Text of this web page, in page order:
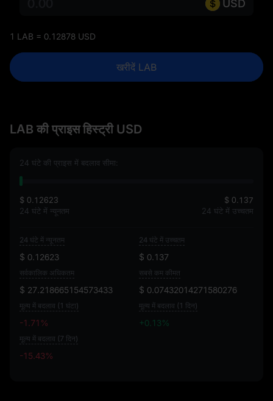
USD
1 LAB = 0.12878 USD
खरीदें LAB
LAB की प्राइस हिस्ट्री USD
24 घंटे की प्राइस में बदलाव सीमा:
$ 0.12623
24 घंटे में न्यूनतम
$ 0.137
24 घंटे में उच्चतम
24 घंटे में न्यूनतम
$ 0.12623
24 घंटे में उच्चतम
$ 0.137
सर्वकालिक अधिकतम
$ 27.218665154573433
सबसे कम कीमत
$ 0.07432014271580276
मूल्य में बदलाव (1 घंटा)
-1.71%
मूल्य में बदलाव (1 दिन)
+0.13%
मूल्य में बदलाव (7 दिन)
-15.43%